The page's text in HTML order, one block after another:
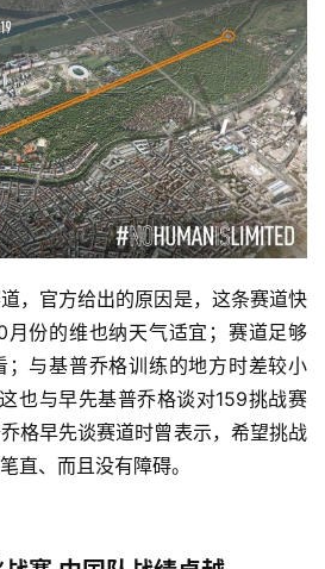
，官方给出的原因是，这条赛道快
月份的维也纳天气适宜；赛道足够
；与基普乔格训练的地方时差较小
也与早先基普乔格谈对159挑战赛
格早先谈赛道时曾表示，希望挑战
直、而且没有障碍。